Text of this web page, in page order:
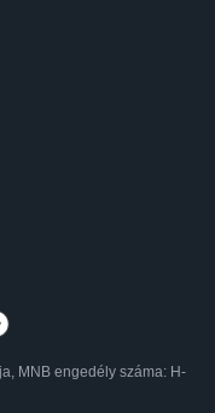
MNB engedély száma: H-